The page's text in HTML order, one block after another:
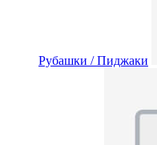
Рубашки / Пиджаки